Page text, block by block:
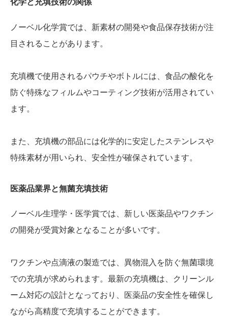
ノーベル化学賞では、新素材の開発や食品保存技術が注
目されることがあります。
充填機で使用されるパウチやボトルには、食品の酸化を
防ぐ特殊なフィルムやコーティング技術が活用されてい
ます。
また、充填機の部品には化学的に安定したステンレスや
特殊素材が用いられ、安全性が確保されています。
医薬品業界と無菌充填技術
ノーベル生理学・医学賞では、新しい医薬品やワクチン
の開発が受賞対象となることが多いです。
ワクチンや点滴液の製造では、異物混入を防ぐ無菌環境
での充填が求められます。最新の充填機は、クリーンル
ーム対応の設計となっており、医薬品の安全性を確保し
ながら高精度で充填することができます。